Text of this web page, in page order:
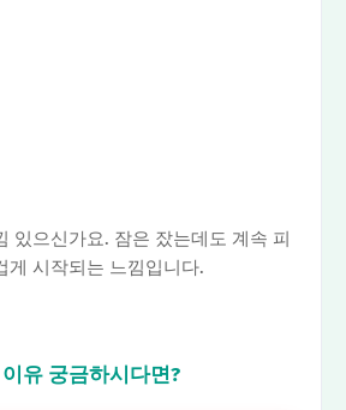
있으신가요. 잠은 잤는데도 계속 피
게 시작되는 느낌입니다.
유 궁금하시다면?